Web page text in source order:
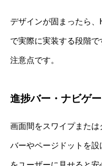
デザインが固まったら
で実際に実装する段階
注意点です。
進捗バー・ナビゲ
画面間をスワイプまた
バーやページドットを